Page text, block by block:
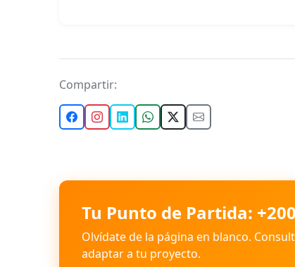
Compartir:
Tu Punto de Partida:
Olvídate de la página en blanco.
adaptar a tu proyecto.